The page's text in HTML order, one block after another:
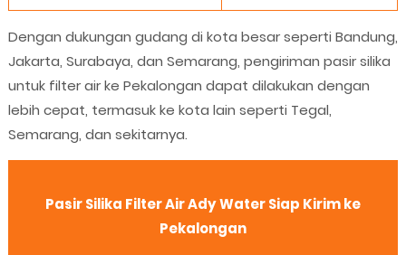
Dengan dukungan gudang di kota besar seperti Bandung,
Jakarta, Surabaya, dan Semarang, pengiriman pasir silika
untuk filter air ke Pekalongan dapat dilakukan dengan
lebih cepat, termasuk ke kota lain seperti Tegal,
Semarang, dan sekitarnya.
Pasir Silika Filter Air Ady Water Siap Kirim ke
Pekalongan